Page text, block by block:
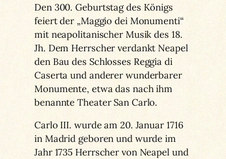
Den 300. Geburtstag des Königs
feiert der „Maggio dei Monumenti“
mit neapolitanischer Musik des 18.
Jh. Dem Herrscher verdankt Neapel
den Bau des Schlosses Reggia di
Caserta und anderer wunderbarer
Monumente, etwa das nach ihm
benannte Theater San Carlo.
Carlo III. wurde am 20. Januar 1716
in Madrid geboren und wurde im
Jahr 1735 Herrscher von Neapel und